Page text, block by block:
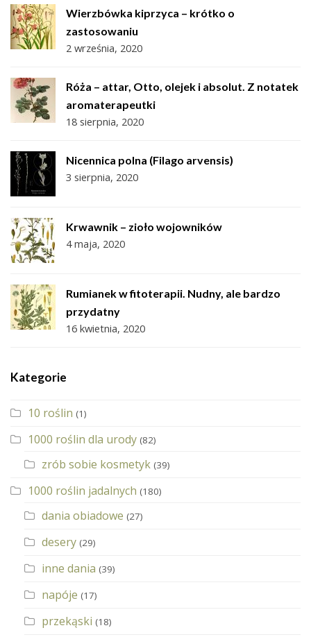
Wierzbówka kiprzyca – krótko o
zastosowaniu
2 września, 2020
Róża – attar, Otto, olejek i absolut. Z notatek
aromaterapeutki
18 sierpnia, 2020
Nicennica polna (Filago arvensis)
3 sierpnia, 2020
Krwawnik – zioło wojowników
4 maja, 2020
Rumianek w fitoterapii. Nudny, ale bardzo
przydatny
16 kwietnia, 2020
Kategorie
10 roślin (1)
1000 roślin dla urody (82)
zrób sobie kosmetyk (39)
1000 roślin jadalnych (180)
dania obiadowe (27)
desery (29)
inne dania (39)
napóje (17)
przekąski (18)